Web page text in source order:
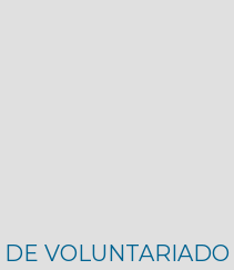
DE VOLUNTARIADO